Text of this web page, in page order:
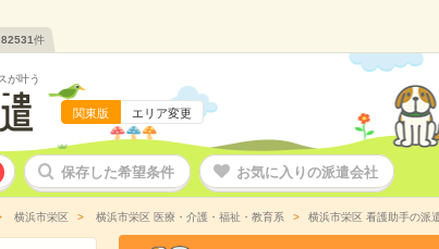
82531件
が叶う
関東版 エリア変更
保存した希望条件 お気に入りの派遣会社
横浜市栄区 横浜市栄区 医療・介護・福祉・教育系 横浜市栄区 看護助手の派